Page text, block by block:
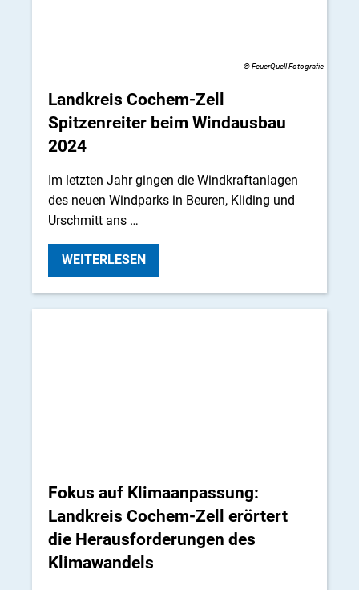
© FeuerQuell Fotografie
Landkreis Cochem-Zell
Spitzenreiter beim Windausbau
2024
Im letzten Jahr gingen die Windkraftanlagen
des neuen Windparks in Beuren, Kliding und
Urschmitt ans …
WEITERLESEN
Fokus auf Klimaanpassung:
Landkreis Cochem-Zell erörtert
die Herausforderungen des
Klimawandels